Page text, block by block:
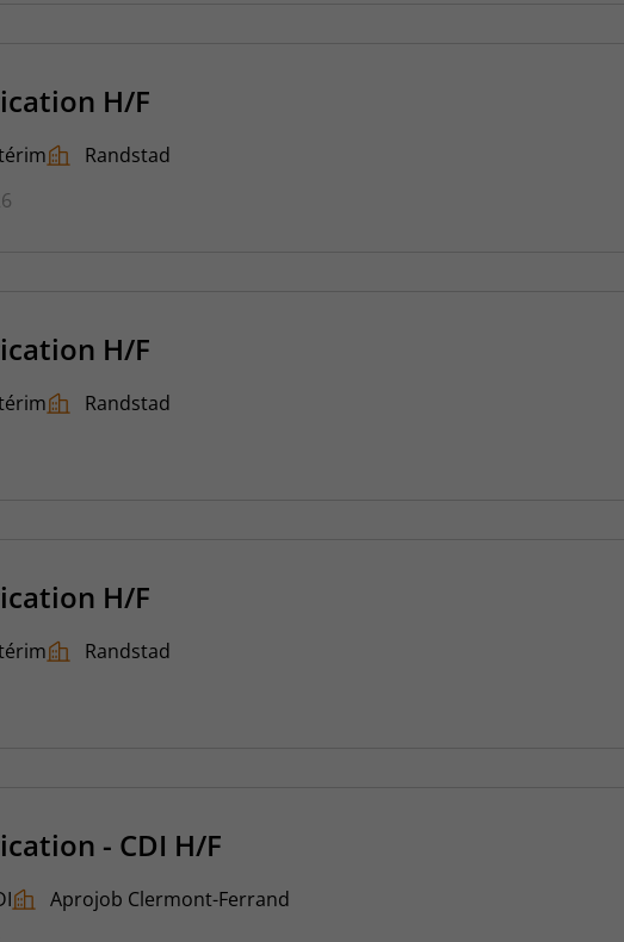
H/F
Randstad
H/F
Randstad
H/F
Randstad
- CDI H/F
Aprojob Clermont-Ferrand